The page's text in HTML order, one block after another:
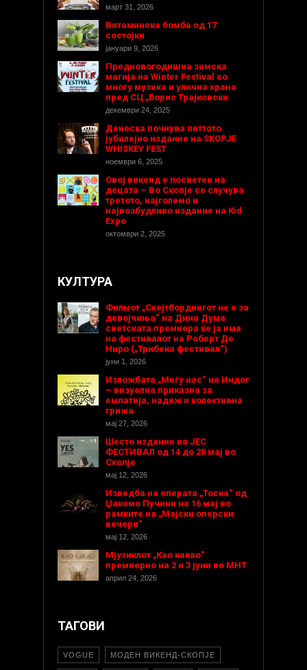
март 31, 2026
Витаминска бомба од 17
состојки
јануари 9, 2026
Предновогодишнa зимска
магија на Winter Festival со
многу музика и улична храна
пред СЦ „Борис Трајковски
декември 24, 2025
Денеска почнува петтото
јубилејно издание на SKOPJE
WHISKEY FEST
ноември 6, 2025
Овој викенд е посветен на
децата – Во Скопје се случува
третото, најголемо и
највозбудливо издание на Kid
Expo
октомври 2, 2025
КУЛТУРА
Филмот „Скејтбордингот не е за
девојчиња“ на Дина Дума
светската премиера ќе ја има
на фестивалот на Роберт Де
Ниро („Трибека фестивал“)
јуни 1, 2026
Изложбата „Меѓу нас“ на Индог
– визуелна приказна за
емпатија, надеж и колективна
грижа
мај 27, 2026
Шесто издание на ЈЕС
ФЕСТИВАЛ од 14 до 20 мај во
Скопје
мај 12, 2026
Изведба на операта „Тоска“ од
Џакомо Пучини на 16 мај во
рамките на „Мајски оперски
вечери“
мај 12, 2026
Мјузиклот „Као какао“
премиерно на 2 и 3 јуни во МНТ
април 24, 2026
ТАГОВИ
VOGUE МОДЕН ВИКЕНД-СКОПЈЕ